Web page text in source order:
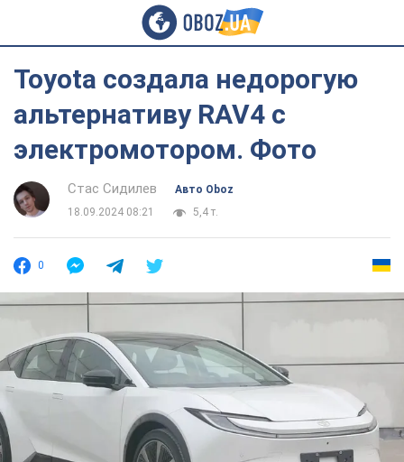
Toyota создала недорогую
альтернативу RAV4 с
электромотором. Фото
Стас Сидилев
Авто Oboz
18.09.2024 08:21
5,4 т.
0